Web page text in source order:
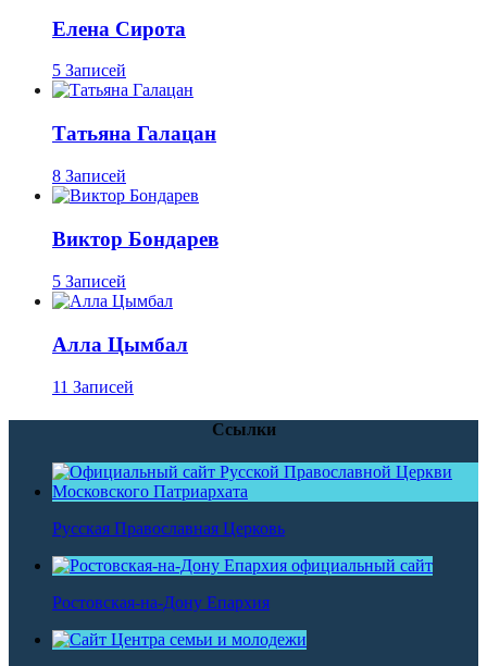
Елена Сирота
5 Записей
Татьяна Галацан
8 Записей
Виктор Бондарев
5 Записей
Алла Цымбал
11 Записей
Ссылки
Русская Православная Церковь
Ростовская-на-Дону Епархия